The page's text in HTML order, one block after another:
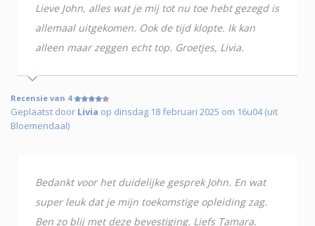
Lieve John, alles wat je mij tot nu toe hebt gezegd is
allemaal uitgekomen. Ook de tijd klopte. Ik kan
alleen maar zeggen echt top. Groetjes, Livia.
Recensie van 4
Geplaatst door Livia op dinsdag 18 februari 2025 om 16u04 (uit
Bloemendaal)
Bedankt voor het duidelijke gesprek John. En wat
super leuk dat je mijn toekomstige opleiding zag.
Ben zo blij met deze bevestiging. Liefs Tamara.